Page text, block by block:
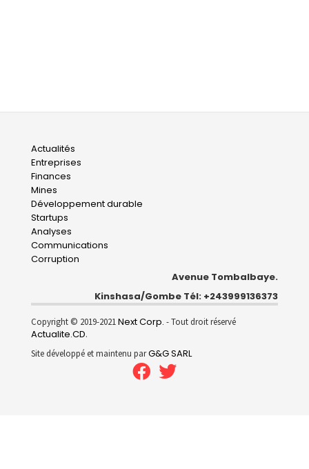
Main
navigation
Actualités
Entreprises
Finances
Mines
Développement durable
Startups
Analyses
Communications
Corruption
Avenue Tombalbaye.
Kinshasa/Gombe Tél: +243999136373
Copyright © 2019-2021Next Corp. - Tout droit réservé
Actualite.CD.
Site développé et maintenu parG&G SARL